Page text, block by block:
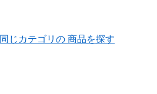
同じカテゴリの 商品を探す